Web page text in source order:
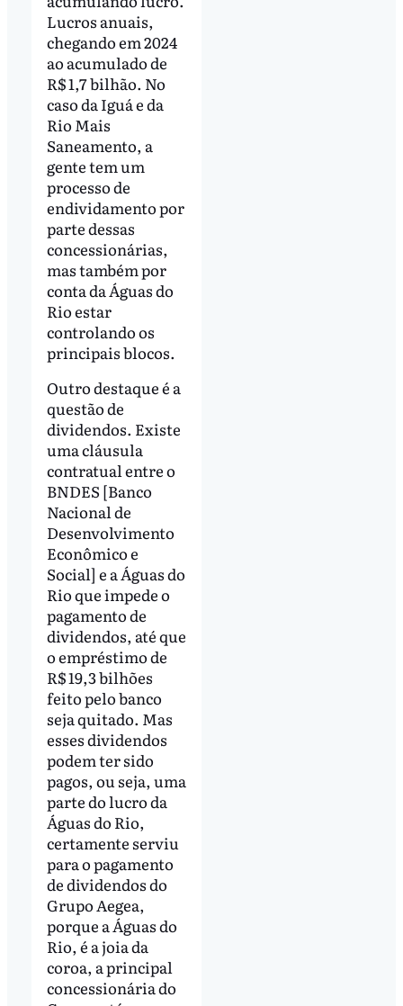
Lucros anuais,
chegando em 2024
ao acumulado de
R$ 1,7 bilhão. No
caso da Iguá e da
Rio Mais
Saneamento, a
gente tem um
processo de
endividamento por
parte dessas
concessionárias,
mas também por
conta da Águas do
Rio estar
controlando os
principais blocos.
Outro destaque é a
questão de
dividendos. Existe
uma cláusula
contratual entre o
BNDES [Banco
Nacional de
Desenvolvimento
Econômico e
Social] e a Águas do
Rio que impede o
pagamento de
dividendos, até que
o empréstimo de
R$ 19,3 bilhões
feito pelo banco
seja quitado. Mas
esses dividendos
podem ter sido
pagos, ou seja, uma
parte do lucro da
Águas do Rio,
certamente serviu
para o pagamento
de dividendos do
Grupo Aegea,
porque a Águas do
Rio, é a joia da
coroa, a principal
concessionária do